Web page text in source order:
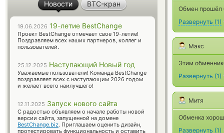
Обмен прошёл
Развернуть (1)
Макс
Этим
Развернуть (1)
Митя
Обменка
Развернуть (1)
Новости BTC-кран
19.06.2026 19-летие BestChange
Проект BestChange отмечает свое 19-летие!
Поздравляем всех наших партнеров, коллег и
пользователей.
25.12.2025 Наступающий Новый год
Уважаемые пользователи! Команда BestChange
поздравляет всех с наступающим 2026 годом
и желает всего наилучшего!
12.11.2025 Запуск нового сайта
С радостью объявляем о начале работы новой
версии сайта, запущенной на домене
BestChange.biz. Приглашаем оценить дизайн,
протестировать функциональность и оставить